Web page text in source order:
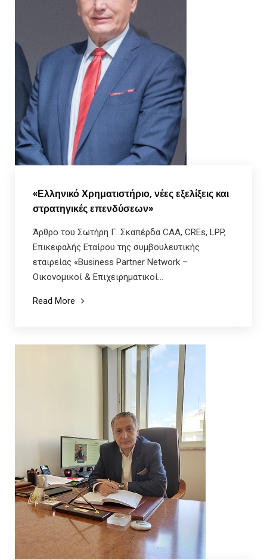
«Ελληνικό Χρηματιστήριο, νέες εξελίξεις και
στρατηγικές επενδύσεων»
Άρθρο του Σωτήρη Γ. Σκαπέρδα CAA, CREs, LPP,
Επικεφαλής Εταίρου της συμβουλευτικής
εταιρείας «Business Partner Network –
Οικονομικοί & Επιχειρηματικοί...
Read More